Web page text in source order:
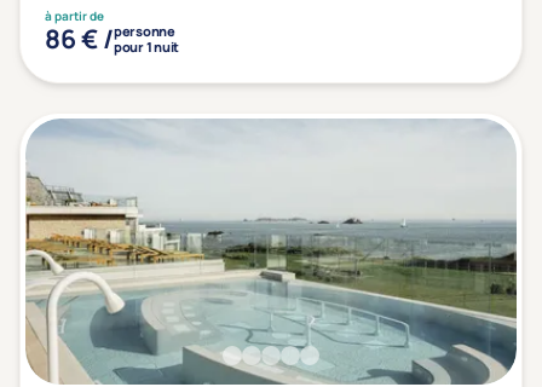
à partir de
86 € /personne
pour 1 nuit